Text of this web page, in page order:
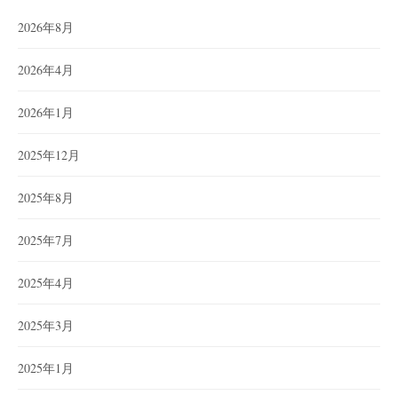
2026年8月
2026年4月
2026年1月
2025年12月
2025年8月
2025年7月
2025年4月
2025年3月
2025年1月